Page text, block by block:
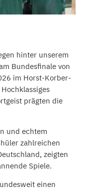
hinter unserem
Bundesfinale von
im Horst-Korber-
prägten die
und echtem
zahlreichen
zeigten
Spiele.
einen